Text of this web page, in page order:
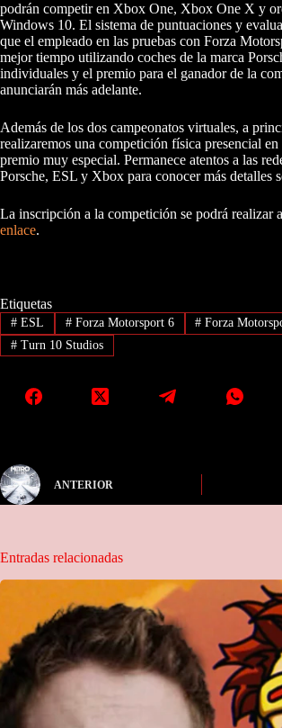
podrán competir en Xbox One, Xbox One X y
Windows 10. El sistema de puntuaciones y
que el empleado en las pruebas con Forza
mejor tiempo utilizando coches de la marca
individuales y el premio para el ganador de la
anunciarán más adelante.
Además de los dos campeonatos virtuales, a
realizaremos una competición física presencial
premio muy especial. Permanece atentos a las
Porsche, ESL y Xbox para conocer más detalles
La inscripción a la competición se podrá realizar
enlace.
Etiquetas
#ESL #Forza Motorsport 6 # Forza
#Turn 10 Studios
ANTERIOR
Entradas relacionadas